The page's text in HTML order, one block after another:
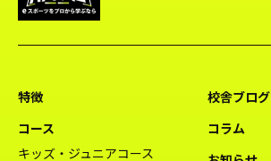
特徴
コース
キッズ・ジュニアコース
校舎ブログ
コラム